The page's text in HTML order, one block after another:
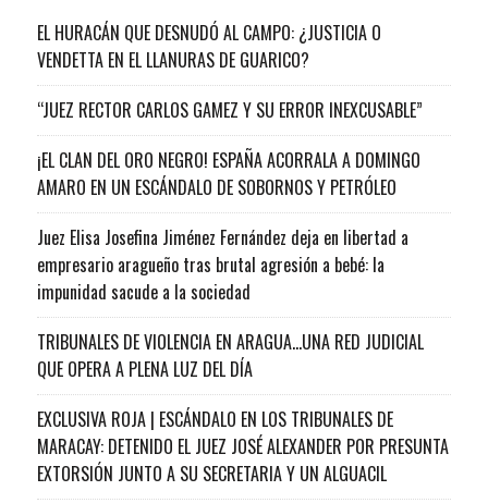
EL HURACÁN QUE DESNUDÓ AL CAMPO: ¿JUSTICIA O
VENDETTA EN EL LLANURAS DE GUARICO?
“JUEZ RECTOR CARLOS GAMEZ Y SU ERROR INEXCUSABLE”
¡EL CLAN DEL ORO NEGRO! ESPAÑA ACORRALA A DOMINGO
AMARO EN UN ESCÁNDALO DE SOBORNOS Y PETRÓLEO
Juez Elisa Josefina Jiménez Fernández deja en libertad a
empresario aragueño tras brutal agresión a bebé: la
impunidad sacude a la sociedad
TRIBUNALES DE VIOLENCIA EN ARAGUA…UNA RED JUDICIAL
QUE OPERA A PLENA LUZ DEL DÍA
EXCLUSIVA ROJA | ESCÁNDALO EN LOS TRIBUNALES DE
MARACAY: DETENIDO EL JUEZ JOSÉ ALEXANDER POR PRESUNTA
EXTORSIÓN JUNTO A SU SECRETARIA Y UN ALGUACIL